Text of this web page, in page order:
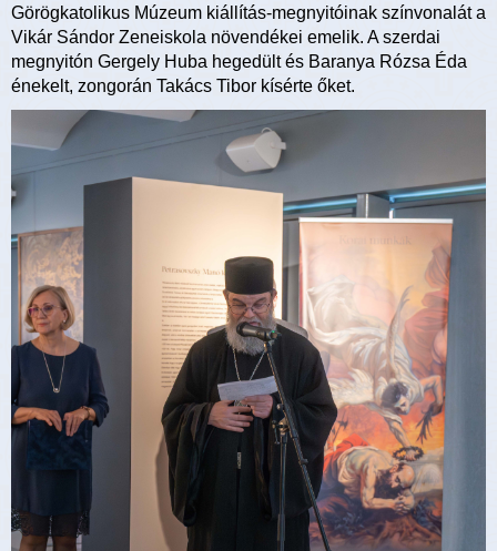
Görögkatolikus Múzeum kiállítás-megnyitóinak színvonalát a
Vikár Sándor Zeneiskola növendékei emelik. A szerdai
megnyitón Gergely Huba hegedült és Baranya Rózsa Éda
énekelt, zongorán Takács Tibor kísérte őket.